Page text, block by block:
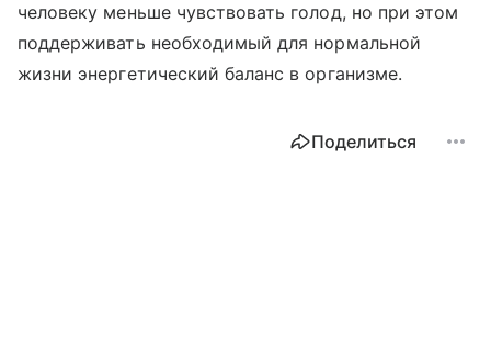
человеку меньше чувствовать голод, но при этом
поддерживать необходимый для нормальной
жизни энергетический баланс в организме.
Поделиться